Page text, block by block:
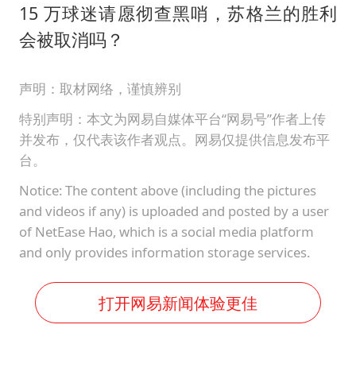
15 万球迷请愿彻查黑哨，苏格兰的胜利
会被取消吗？
声明：取材网络，谨慎辨别
特别声明：本文为网易自媒体平台“网易号”作者上传
并发布，仅代表该作者观点。网易仅提供信息发布平
台。
Notice: The content above (including the pictures
and videos if any) is uploaded and posted by a user
of NetEase Hao, which is a social media platform
and only provides information storage services.
打开网易新闻体验更佳